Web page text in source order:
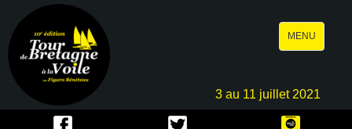
Toggle
navigation
MENU
3 au 11 juillet 2021